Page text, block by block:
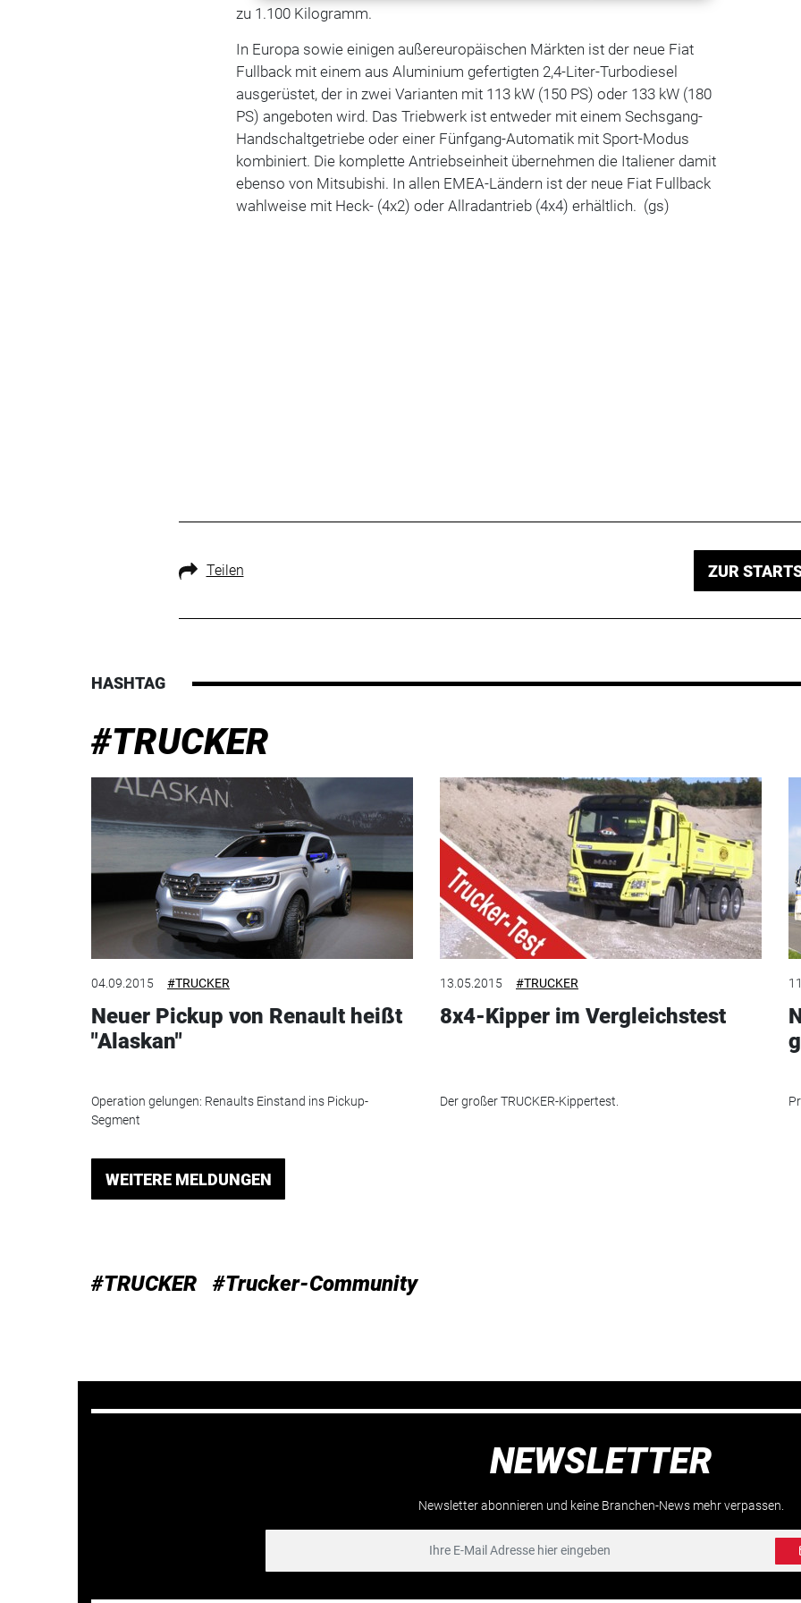
zu 1.100 Kilogramm.
In Europa sowie einigen außereuropäischen Märkten ist der neue Fiat
Fullback mit einem aus Aluminium gefertigten 2,4-Liter-Turbodiesel
ausgerüstet, der in zwei Varianten mit 113 kW (150 PS) oder 133 kW (180
PS) angeboten wird. Das Triebwerk ist entweder mit einem Sechsgang-
Handschaltgetriebe oder einer Fünfgang-Automatik mit Sport-Modus
kombiniert. Die komplette Antriebseinheit übernehmen die Italiener damit
ebenso von Mitsubishi. In allen EMEA-Ländern ist der neue Fiat Fullback
wahlweise mit Heck- (4x2) oder Allradantrieb (4x4) erhältlich. (gs)
Teilen ZUR
HASHTAG
#TRUCKER
04.09.2015 #TRUCKER
Neuer Pickup von Renault heißt
"Alaskan"
Operation gelungen: Renaults Einstand ins Pickup-
Segment
13.05.2015 #TRUCKER
8x4-Kipper im Vergleichstest
Der großer TRUCKER-Kippertest.
WEITERE MELDUNGEN
#TRUCKER #Trucker-Community
NEWSLETTER
Newsletter abonnieren und keine Branchen-News mehr verpassen.